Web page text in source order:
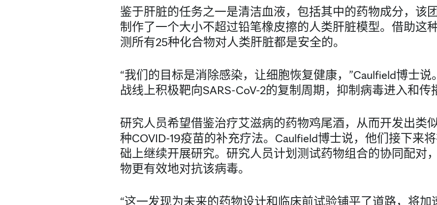
鉴于肝脏的任务之一是清洁血液，包括其中的药物成分，该
制作了一个大小不超过铅笔橡皮擦的人类肝脏模型。借助这
测所有25种化合物对人类肝脏都是安全的。
“我们的目标是消除感染，让细胞恢复健康，”Caulfield博士说
战线上积极靶向SARS-CoV-2的复制周期，抑制病毒进入和传
研究人员希望借鉴治疗艾滋病的药物鸡尾酒，从而开发出类
种COVID-19疫苗的补充疗法。Caulfield博士说，他们接下来
础上继续开展研究。研究人员计划测试药物组合的协同配对
物更有效地对抗该病毒。
“这一发现为未来的药物设计和临床前试验铺平了道路，将加